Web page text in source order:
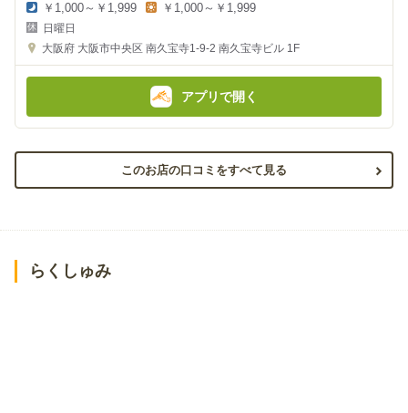
夜
の
金
￥1,000～￥1,999
金
額
￥1,000～￥1,999
日曜日
大阪府 大阪市中央区 南久宝寺1-9-2 南久宝寺ビル 1F
アプリで開く
このお店の口コミをすべて見る
らくしゅみ